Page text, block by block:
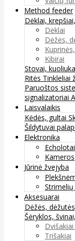
Method feeder
Dėklai,
Dėklai
Dėžės,
Kibirai
Stovai,
Ritės Tinkleliai
Paruoštos
signalizatoriai
Laisvalaikis
Kėdės, gultai
Šildytuvai
Elektronika
Echolotai
Kameros
Jūrinė žvejyba
Aksesuarai
Dėžės,
Šėryklos,
Trišakiai